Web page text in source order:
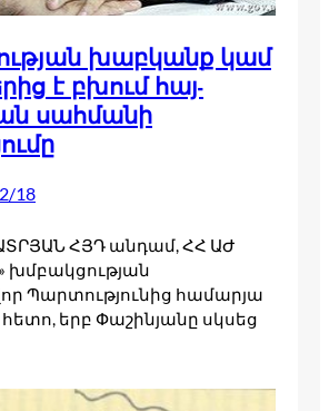
խաբկանք կամ
է բխում հայ-
սահմանի
18
ՀՅԴ անդամ, ՀՀ ԱԺ
խմբակցության
Պարտությունից համարյա
երբ Փաշինյանը սկսեց